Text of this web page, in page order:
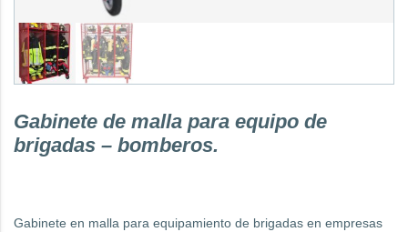
Gabinete de malla para equipo de
brigadas – bomberos.
Gabinete en malla para equipamiento de brigadas en empresas